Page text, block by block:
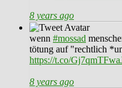
8 years ago
wenn #mossad
tötung auf "rechtlich
https://t.co/
8 years ago